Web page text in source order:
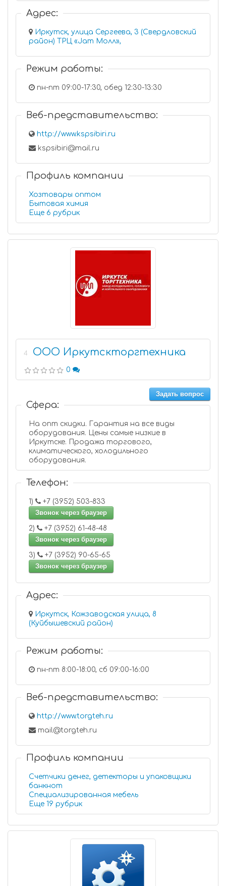
Адрес:
Иркутск, улица Сергеева, 3 (Свердловский
район) ТРЦ «Jam Молл»,
Режим работы:
пн-пт 09:00-17:30, обед 12:30-13:30
Веб-представительство:
http://www.kspsibiri.ru
kspsibiri@mail.ru
Профиль компании
Хозтовары оптом
Бытовая химия
Еще 6 рубрик
4 ООО Иркутскторгтехника
0
Задать вопрос
Сфера:
На опт скидки. Гарантия на все виды
оборудования. Цены самые низкие в
Иркутске. Продажа торгового,
климатического, холодильного
оборудования.
Телефон:
1)
+7 (3952) 503-833
Звонок через браузер
2)
+7 (3952) 61-48-48
Звонок через браузер
3)
+7 (3952) 90-65-65
Звонок через браузер
Адрес:
Иркутск, Кожзаводская улица, 8
(Куйбышевский район)
Режим работы:
пн-пт 8:00-18:00, сб 09:00-16:00
Веб-представительство:
http://www.torgteh.ru
mail@torgteh.ru
Профиль компании
Счетчики денег, детекторы и упаковщики
банкнот
Специализированная мебель
Еще 19 рубрик